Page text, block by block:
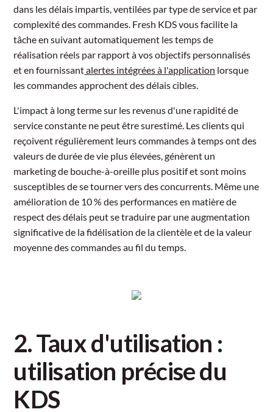
dans les délais impartis, ventilées par type de service et par
complexité des commandes. Fresh KDS vous facilite la
tâche en suivant automatiquement les temps de
réalisation réels par rapport à vos objectifs personnalisés
et en fournissantalertes intégrées à l'application lorsque
les commandes approchent des délais cibles.
L'impact à long terme sur les revenus d'une rapidité de
service constante ne peut être surestimé. Les clients qui
reçoivent régulièrement leurs commandes à temps ont des
valeurs de durée de vie plus élevées, génèrent un
marketing de bouche-à-oreille plus positif et sont moins
susceptibles de se tourner vers des concurrents. Même une
amélioration de 10 % des performances en matière de
respect des délais peut se traduire par une augmentation
significative de la fidélisation de la clientèle et de la valeur
moyenne des commandes au fil du temps.
2. Taux d'utilisation :
utilisation précise du
KDS